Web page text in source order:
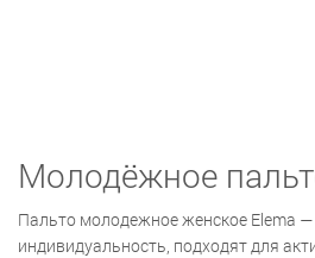
Молодёжное
Пальто молодежное женское Elema
индивидуальность, подходят для